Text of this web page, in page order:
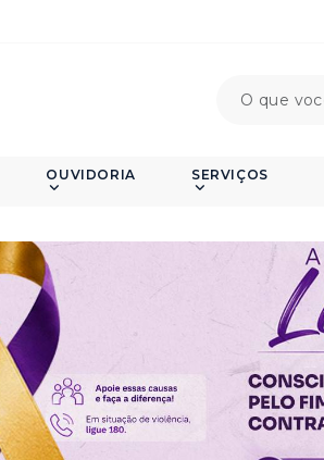
OUVIDORIA SERVIÇOS